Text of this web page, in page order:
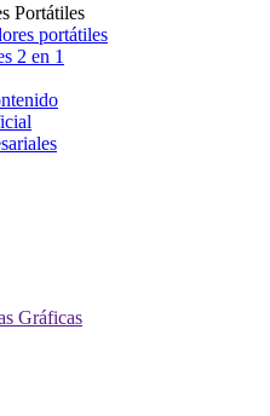
Portátiles
portátiles
2 en 1
Gráficas